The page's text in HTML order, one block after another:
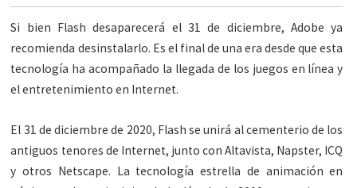
Si bien Flash desaparecerá el 31 de diciembre, Adobe ya
recomienda desinstalarlo. Es el final de una era desde que esta
tecnología ha acompañado la llegada de los juegos en línea y
el entretenimiento en Internet.
El 31 de diciembre de 2020, Flash se unirá al cementerio de los
antiguos tenores de Internet, junto con Altavista, Napster, ICQ
y otros Netscape. La tecnología estrella de animación en